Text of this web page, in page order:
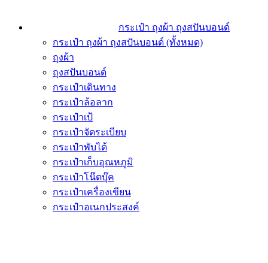
กระเป๋า ถุงผ้า ถุงสปันบอนด์
กระเป๋า ถุงผ้า ถุงสปันบอนด์ (ทั้งหมด)
ถุงผ้า
ถุงสปันบอนด์
กระเป๋าเดินทาง
กระเป๋าล้อลาก
กระเป๋าเป้
กระเป๋าจัดระเบียบ
กระเป๋าพับได้
กระเป๋าเก็บอุณหภูมิ
กระเป๋าโน๊ตบุ๊ค
กระเป๋าเครื่องเขียน
กระเป๋าอเนกประสงค์